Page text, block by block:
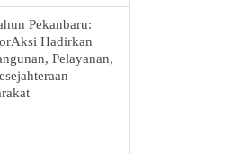
Pekanbaru:
Hadirkan
Pelayanan,